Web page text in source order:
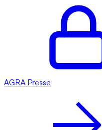
AGRA Presse